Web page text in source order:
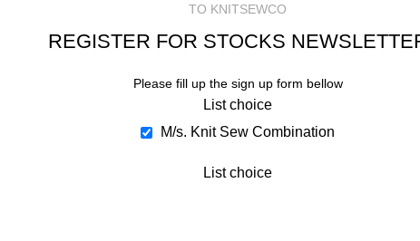
TO KNITSEWCO
REGISTER FOR STOCKS
Please fill up the sign up form bellow
List choice
M/s. Knit Sew Combination
List choice